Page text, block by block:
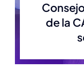
Autoridades
de la